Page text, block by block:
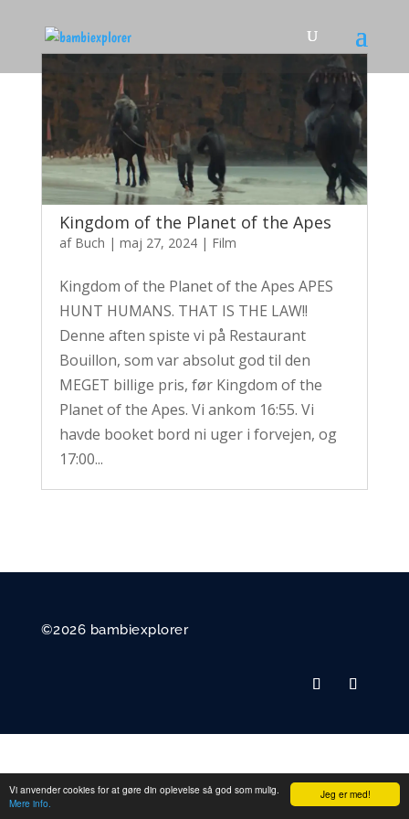
Jeg er med!
Vi anvender cookies for at gøre din oplevelse så god som mulig.
Mere info.
Kingdom of the Planet of the Apes
af Buch | maj 27, 2024| Film
Kingdom of the Planet of the Apes APES
HUNT HUMANS. THAT IS THE LAW!!
Denne aften spiste vi på Restaurant
Bouillon, som var absolut god til den
MEGET billige pris, før Kingdom of the
Planet of the Apes. Vi ankom 16:55. Vi
havde booket bord ni uger i forvejen, og
17:00...
©2026 bambiexplorer